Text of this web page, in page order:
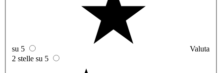
su 5
Valuta
2 stelle su 5